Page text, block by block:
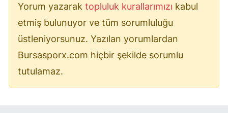
Yorum yazarak topluluk kurallarımızı kabul
etmiş bulunuyor ve tüm sorumluluğu
üstleniyorsunuz. Yazılan yorumlardan
Bursasporx.com hiçbir şekilde sorumlu
tutulamaz.